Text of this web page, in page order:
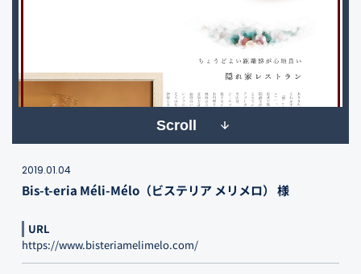
Scroll
2019.01.04
Bis-t-eria Méli-Mélo（ビステリア メリメロ） 様
URL
https://www.bisteriamelimelo.com/